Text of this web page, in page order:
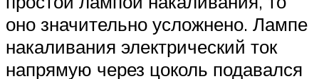
оно значительно усложнено. Лампе
накаливания электрический ток
напрямую через цоколь подавался